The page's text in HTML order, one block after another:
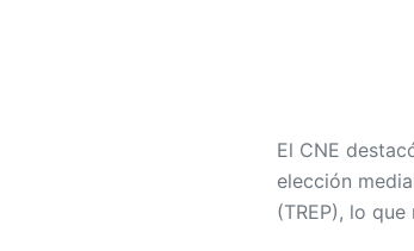
El CNE
elección
(TREP), lo